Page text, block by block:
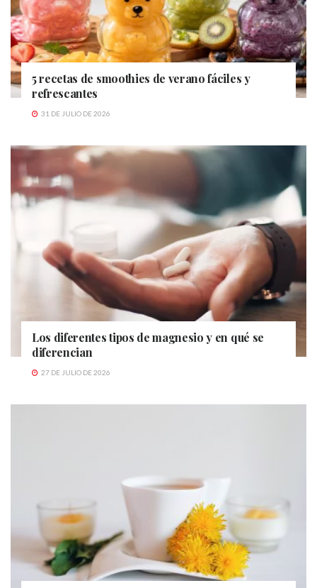
5 recetas de smoothies de verano fáciles y
refrescantes
31 DE JULIO DE 2026
Los diferentes tipos de magnesio y en qué se
diferencian
27 DE JULIO DE 2026